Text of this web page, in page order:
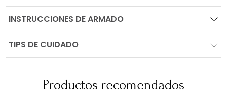
INSTRUCCIONES DE ARMADO
TIPS DE CUIDADO
Productos recomendados